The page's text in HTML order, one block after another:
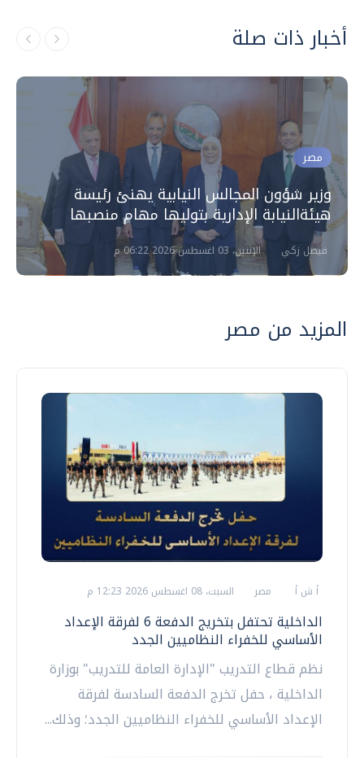
أخبار ذات صلة
مصر
وزير شؤون المجالس النيابية يهنئ رئيسة
هيئةالنيابة الإدارية بتوليها مهام منصبها
فيصل زكي الإثنين، 03 اغسطس 2026 06:22 م
المزيد من مصر
أ ش أ مصر السبت، 08 اغسطس 2026 12:23 م
الداخلية تحتفل بتخريج الدفعة 6 لفرقة الإعداد
الأساسي للخفراء النظاميين الجدد
نظم قطاع التدريب "الإدارة العامة للتدريب" بوزارة
الداخلية ، حفل تخرج الدفعة السادسة لفرقة
الإعداد الأساسي للخفراء النظاميين الجدد؛ وذلك...